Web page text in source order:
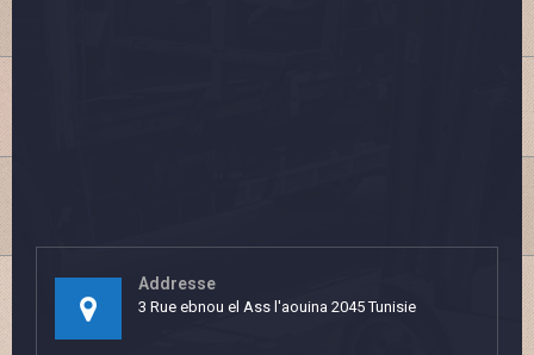
Addresse
3 Rue ebnou el Ass l'aouina 2045 Tunisie